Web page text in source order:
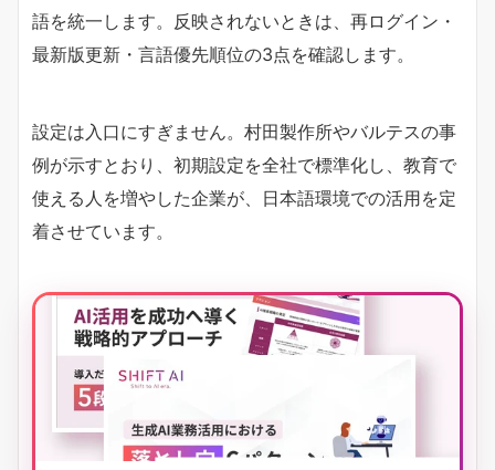
語を統一します。反映されないときは、再ログイン・
最新版更新・言語優先順位の3点を確認します。
設定は入口にすぎません。村田製作所やバルテスの事
例が示すとおり、初期設定を全社で標準化し、教育で
使える人を増やした企業が、日本語環境での活用を定
着させています。